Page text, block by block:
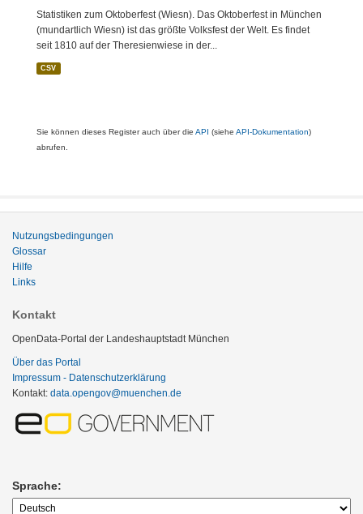
Statistiken zum Oktoberfest (Wiesn). Das Oktoberfest in München
(mundartlich Wiesn) ist das größte Volksfest der Welt. Es findet
seit 1810 auf der Theresienwiese in der...
CSV
Sie können dieses Register auch über die API (siehe API-Dokumentation)
abrufen.
Nutzungsbedingungen
Glossar
Hilfe
Links
Kontakt
OpenData-Portal der Landeshauptstadt München
Über das Portal
Impressum - Datenschutzerklärung
Kontakt: data.opengov@muenchen.de
Sprache